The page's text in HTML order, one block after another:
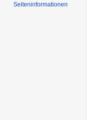
Seiten­­informationen